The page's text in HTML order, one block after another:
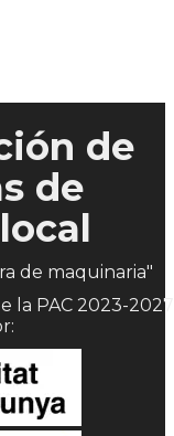
de
de
de maquinaria"
la PAC 2023-2027